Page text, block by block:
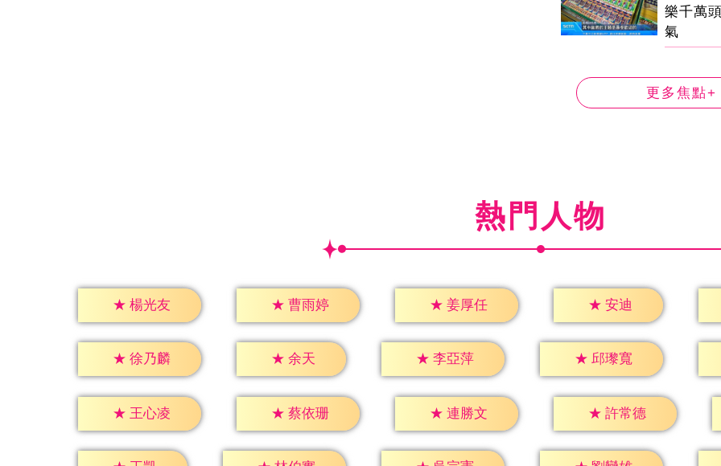
樂千萬
氣
更多焦點+
熱門人物
★ 楊光友 ★ 曹雨婷 ★ 姜厚任 ★ 安迪
★ 徐乃麟 ★ 余天 ★ 李亞萍 ★ 邱瓈寬
★ 王心凌 ★ 蔡依珊 ★ 連勝文 ★ 許常德